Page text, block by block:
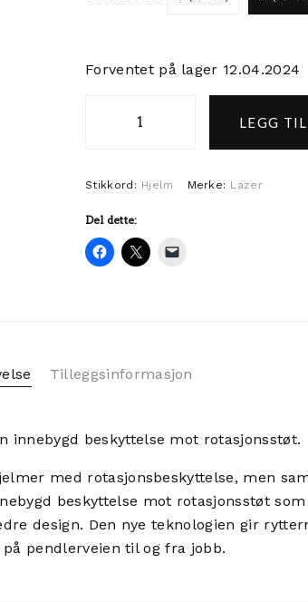
Forventet på lager 12.04.2024
Lazer CityZen KinetiCore
LEGG
Stikkord: Hjelm Merke: Lazer
Del dette:
Tilleggsinformasjon
innebygd beskyttelse mot rotasjonsstøt.
med rotasjonsbeskyttelse, men
beskyttelse mot rotasjonsstøt
design. Den nye teknologien gir
pendlerveien til og fra jobb.